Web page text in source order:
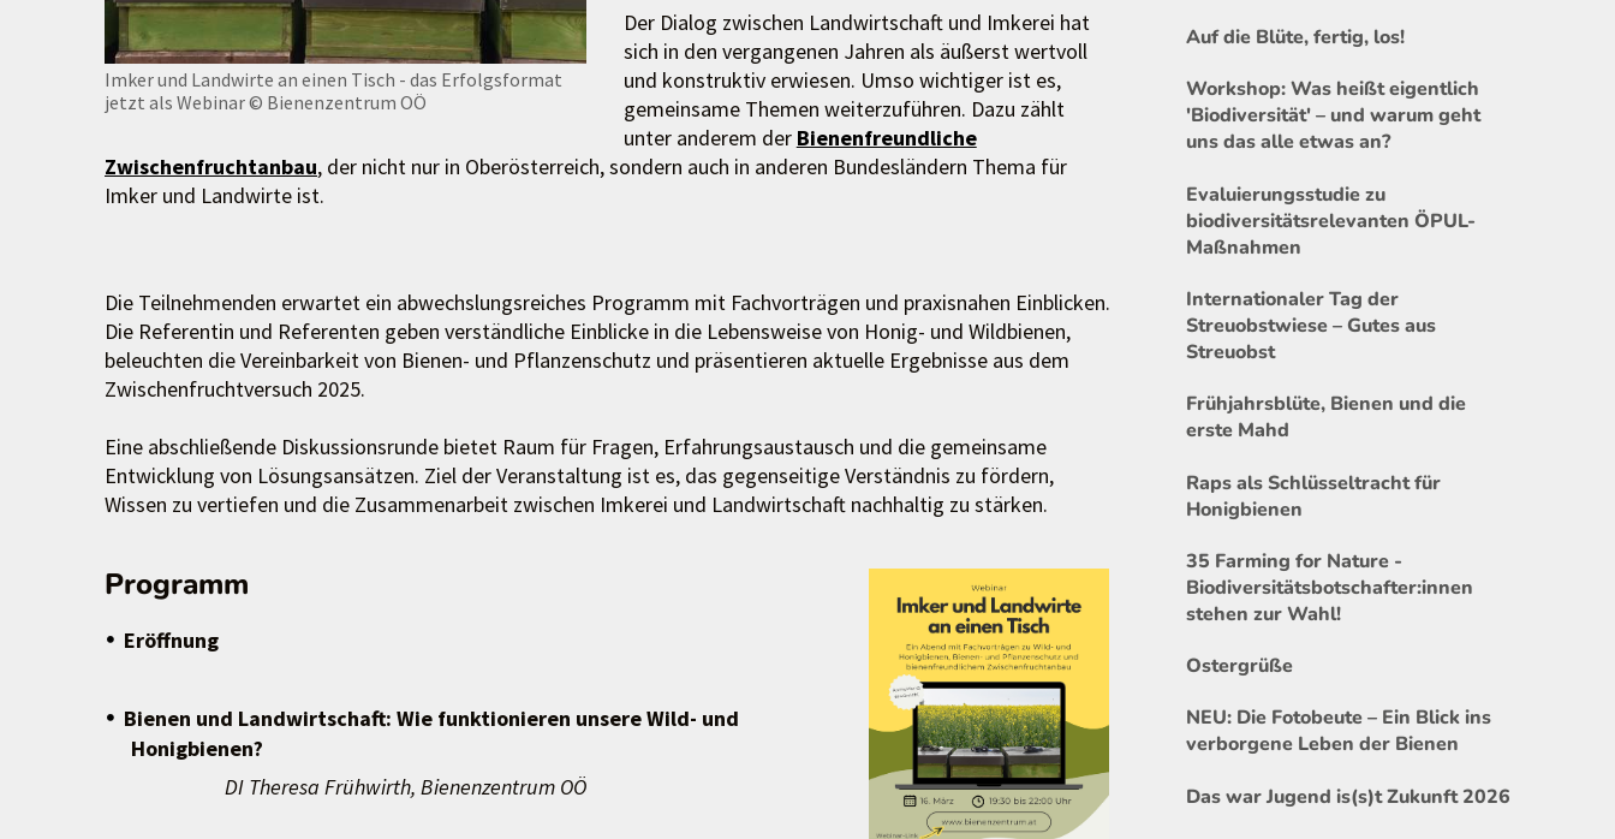
Imker und Landwirte an einen Tisch - das Erfolgsformat
jetzt als Webinar© Bienenzentrum OÖ
Der Dialog zwischen Landwirtschaft und Imkerei hat
sich in den vergangenen Jahren als äußerst wertvoll
und konstruktiv erwiesen. Umso wichtiger ist es,
gemeinsame Themen weiterzuführen. Dazu zählt
unter anderem der Bienenfreundliche
Zwischenfruchtanbau, der nicht nur in Oberösterreich, sondern auch in anderen Bundesländern Thema für
Imker und Landwirte ist.
Die Teilnehmenden erwartet ein abwechslungsreiches Programm mit Fachvorträgen und praxisnahen Einblicken.
Die Referentin und Referenten geben verständliche Einblicke in die Lebensweise von Honig- und Wildbienen,
beleuchten die Vereinbarkeit von Bienen- und Pflanzenschutz und präsentieren aktuelle Ergebnisse aus dem
Zwischenfruchtversuch 2025.
Eine abschließende Diskussionsrunde bietet Raum für Fragen, Erfahrungsaustausch und die gemeinsame
Entwicklung von Lösungsansätzen. Ziel der Veranstaltung ist es, das gegenseitige Verständnis zu fördern,
Wissen zu vertiefen und die Zusammenarbeit zwischen Imkerei und Landwirtschaft nachhaltig zu stärken.
Programm
Eröffnung
Bienen und Landwirtschaft: Wie funktionieren unsere Wild- und
Honigbienen?
DI Theresa Frühwirth, Bienenzentrum OÖ
Auf die Blüte, fertig, los!
Workshop: Was heißt eigentlich
'Biodiversität' – und warum geht
uns das alle etwas an?
Evaluierungsstudie zu
biodiversitätsrelevanten ÖPUL-
Maßnahmen
Internationaler Tag der
Streuobstwiese – Gutes aus
Streuobst
Frühjahrsblüte, Bienen und die
erste Mahd
Raps als Schlüsseltracht für
Honigbienen
35 Farming for Nature -
Biodiversitätsbotschafter:innen
stehen zur Wahl!
Ostergrüße
NEU: Die Fotobeute – Ein Blick ins
verborgene Leben der Bienen
Das war Jugend is(s)t Zukunft 2026